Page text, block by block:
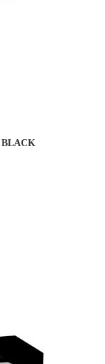
BLACK